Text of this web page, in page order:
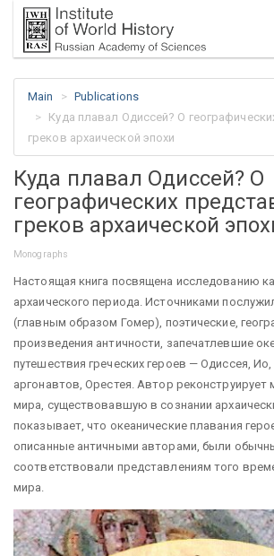
Main
Publications
Куда плавал Одиссей? О
греков архаической эпохи
Куда плавал Одиссей? О
географических
греков архаической
Monographs
Настоящая книга посвящена исследованию
архаического периода. Источниками
(главным образом Гомер), поэтические,
произведения античности, запечатлевшие
путешествия греческих героев — Одиссея, Ио,
аргонавтов, Орестея. Автор реконструирует
мира, существовавшую в сознании
показывает, что океанические плавания
описанные античными авторами, были
соответствовали представлениям того
мира.